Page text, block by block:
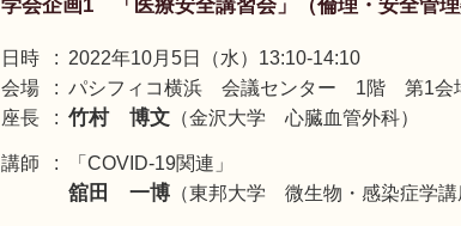
学会企画1 「医療安全講習会」（倫理・安全管
日時
2022年10月5日（水）13:10-14:10
会場
パシフィコ横浜 会議センター 1階 第1会
座長
竹村 博文 （金沢大学 心臓血管外科）
講師 「COVID-19関連」
舘田 一博 （東邦大学 微生物・感染症学講